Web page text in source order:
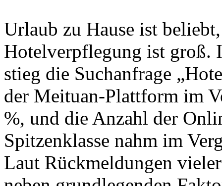
Urlaub zu Hause ist
Hotelverpflegung ist groß.
stieg die Suchanfrage
der Meituan-Plattform im
%, und die Anzahl der
Spitzenklasse nahm im
Laut Rückmeldungen